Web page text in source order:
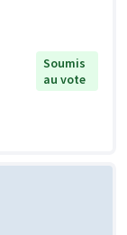
Soumis
au vote